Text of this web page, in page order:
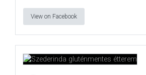
View on Facebook